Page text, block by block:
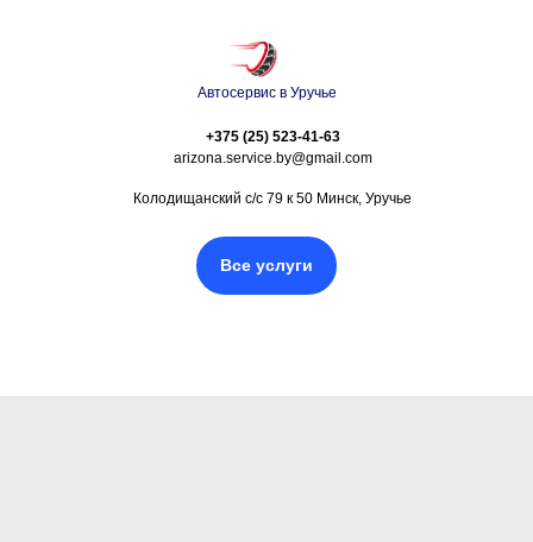
Автосервис в Уручье
+375 (25) 523-41-63
arizona.service.by@gmail.com
Колодищанский с/с 79 к 50 Минск, Уручье
Все услуги